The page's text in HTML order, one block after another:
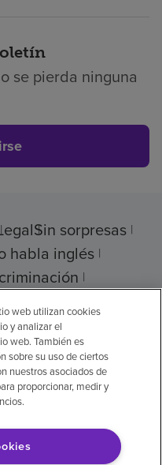
se pierda ninguna
Sin sorpresas
habla inglés
proveedores
Corporation
la ayuda de
web utilizan cookies
y analizar el
web. También es
sobre su uso de ciertos
nuestros asociados de
proporcionar, medir y